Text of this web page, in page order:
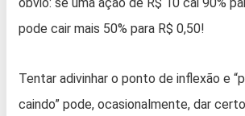
pode cair mais 50% para R$ 0,50!
Tentar adivinhar o ponto de inflexão e
caindo” pode, ocasionalmente, dar